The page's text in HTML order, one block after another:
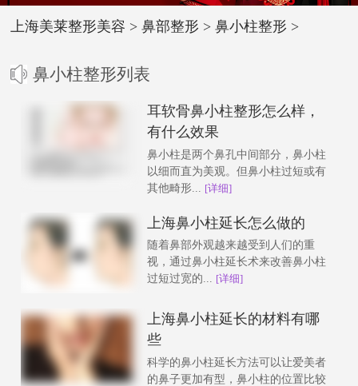
上海美莱整形美容 >鼻部整形 >鼻小柱整形 >
鼻小柱整形列表
耳软骨鼻小柱整形怎么样，
有什么效果
鼻小柱是两个鼻孔中间部分，鼻小柱
以细而直为美观。但鼻小柱过短或有
其他畸形... [详细]
上海鼻小柱延长怎么做的
随着鼻部外观越来越受到人们的重
视，通过鼻小柱延长术来改善鼻小柱
过短过宽的... [详细]
上海鼻小柱延长的材料有哪
些
科学的鼻小柱延长方法可以让爱美者
的鼻子更加有型，鼻小柱的位置比较